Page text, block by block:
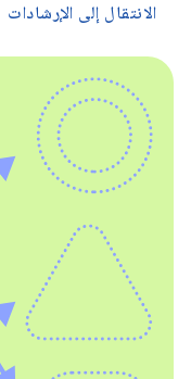
الانتقال إلى الإرشادات